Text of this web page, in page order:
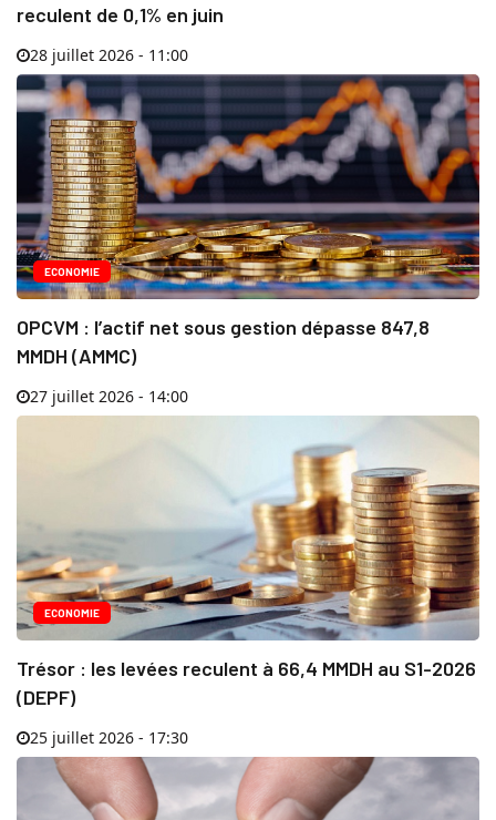
reculent de 0,1% en juin
28 juillet 2026 - 11:00
ECONOMIE
OPCVM : l’actif net sous gestion dépasse 847,8
MMDH (AMMC)
27 juillet 2026 - 14:00
ECONOMIE
Trésor : les levées reculent à 66,4 MMDH au S1-2026
(DEPF)
25 juillet 2026 - 17:30